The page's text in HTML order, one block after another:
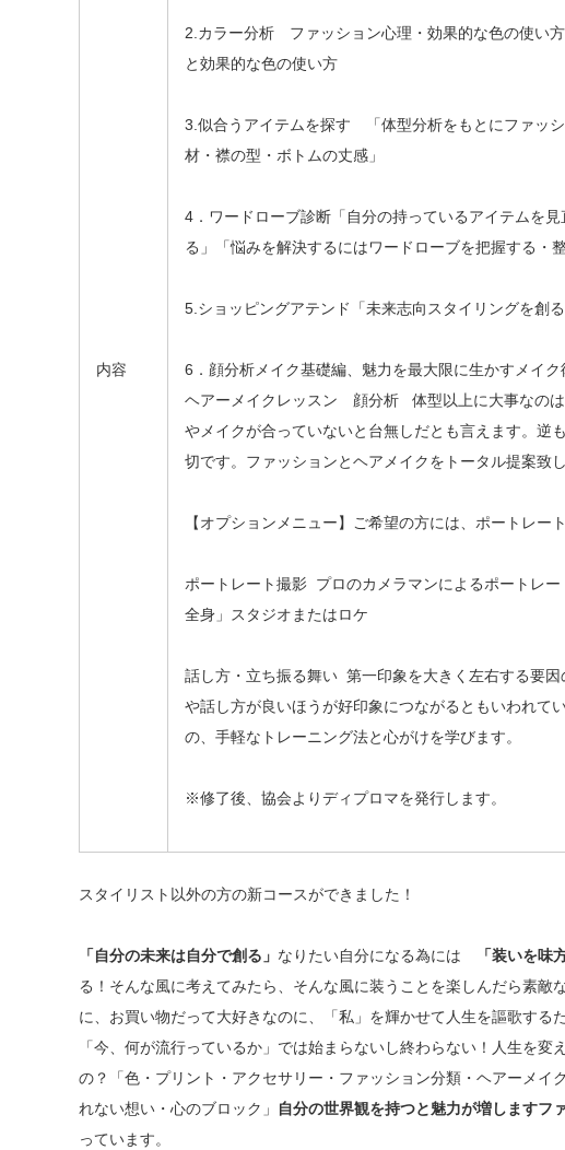
内容
2.カラー分析 ファッション心理・効果的な色の使い
と効果的な色の使い方
3.似合うアイテムを探す 「体型分析をもとにファッ
材・襟の型・ボトムの丈感」
4．ワードローブ診断「自分の持っているアイテムを
る」「悩みを解決するにはワードローブを把握する・
5.ショッピングアテンド「未来志向スタイリングを創る
6．顔分析メイク基礎編、魅力を最大限に生かすメイク
ヘアーメイクレッスン 顔分析 体型以上に大事なの
やメイクが合っていないと台無しだとも言えます。逆
切です。ファッションとヘアメイクをトータル提案致し
【オプションメニュー】ご希望の方には、ポートレー
ポートレート撮影 プロのカメラマンによるポートレ
全身」スタジオまたはロケ
話し方・立ち振る舞い 第一印象を大きく左右する要
や話し方が良いほうが好印象につながるともいわれて
の、手軽なトレーニング法と心がけを学びます。
※修了後、協会よりディプロマを発行します。
スタイリスト以外の方の新コースができました！
「自分の未来は自分で創る」 なりたい自分になる為には 「装いを味
る！そんな風に考えてみたら、そんな風に装うことを楽しんだら素
に、お買い物だって大好きなのに、「私」を輝かせて人生を謳歌する
「今、何が流行っているか」では始まらないし終わらない！人生を
の？「色・プリント・アクセサリー・ファッション分類・ヘアーメイ
れない想い・心のブロック」
自分の世界観を持つと魅力が増しますフ
っています。